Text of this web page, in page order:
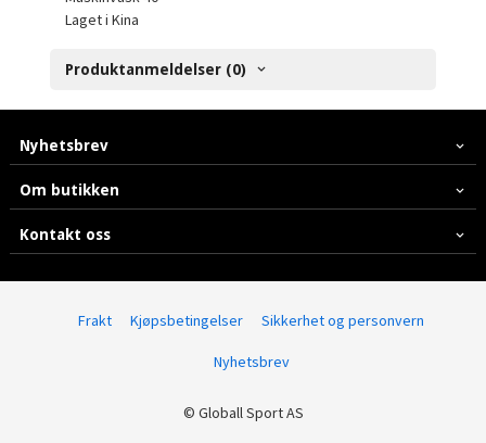
Laget i Kina
Produktanmeldelser (0)
Nyhetsbrev
Om butikken
Kontakt oss
Frakt Kjøpsbetingelser Sikkerhet og personvern
Nyhetsbrev
© Globall Sport AS